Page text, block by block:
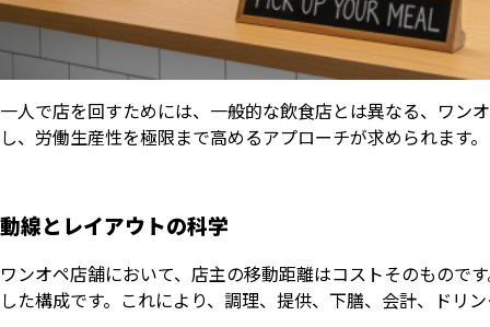
一人で店を回すためには、一般的な飲食店とは異なる、ワン
し、労働生産性を極限まで高めるアプローチが求められます。
動線とレイアウトの科学
ワンオペ店舗において、店主の移動距離はコストそのもので
した構成です。これにより、調理、提供、下膳、会計、ドリ